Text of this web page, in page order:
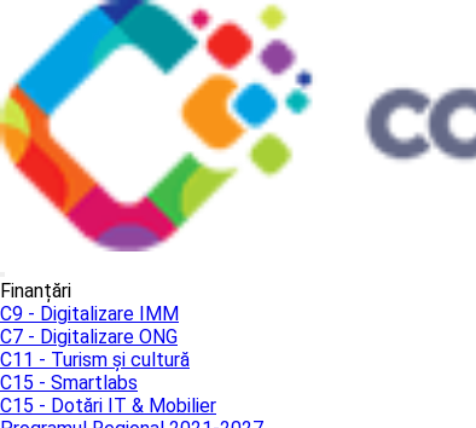
Finanțări
C9 - Digitalizare IMM
C7 - Digitalizare ONG
C11 - Turism și cultură
C15 - Smartlabs
C15 - Dotări IT & Mobilier